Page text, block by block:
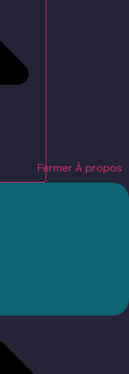
Fermer À propos